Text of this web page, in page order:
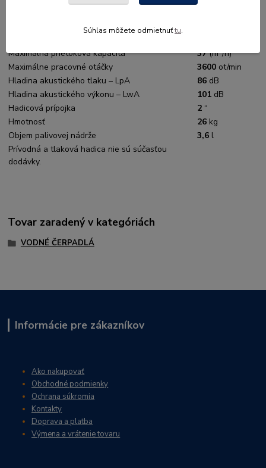
Maximálna prietoková kapacita
37(m3/h)
Maximálne pracovné otáčky
3600 ot/min
Hladina akustického tlaku – LpA
86 dB
Hladina akustického výkonu – LwA
101 dB
Hadicová prípojka
2 “
Hmotnosť
26 kg
Objem palivovej nádrže
3,6 l
Prívodná a tlaková hadica nie sú súčasťou
dodávky.
Tovar zaradený v kategóriách
VODNÉ ČERPADLÁ
Informácie pre zákazníkov
Ako nakupovať
Obchodné podmienky
Ochrana súkromia
Kontakty
Doprava a platba
Výmena a vrátenie tovaru
Súhlas môžete odmietnuťtu.